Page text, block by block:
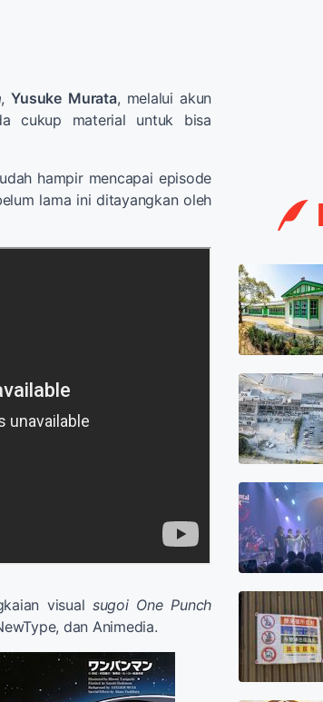
,Yusuke Murata, melalui akun
cukup material untuk bisa
hampir mencapai episode
lama ini ditayangkan oleh
visual sugoi One Punch
dan Animedia.